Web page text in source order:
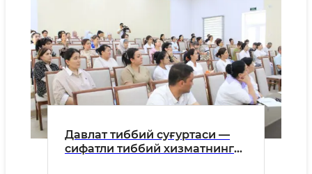
Давлат тиббий суғуртаси —
сифатли тиббий хизматнинг